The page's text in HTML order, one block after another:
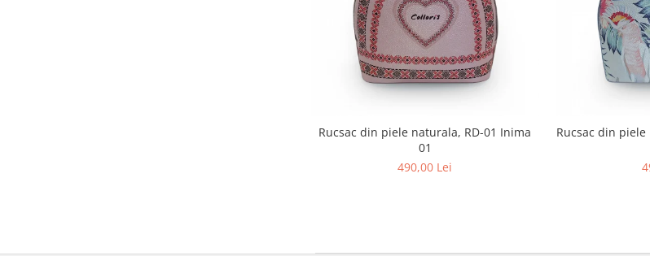
Rucsac din piele naturala, RD-01 Inima
01
490,00 Lei
Rucsac din